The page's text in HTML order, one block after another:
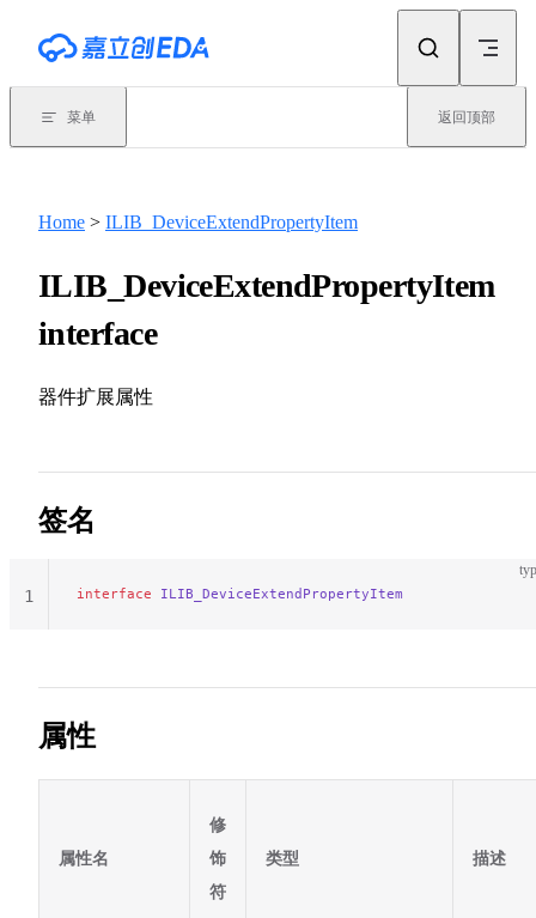
菜单 返回顶部
Home > ILIB_DeviceExtendPropertyItem
ILIB_DeviceExtendPropertyItem
interface
器件扩展属性
签名
interface ILIB_DeviceExtendPropertyItem
1
属性
属性名
修
饰
符
类型 描述